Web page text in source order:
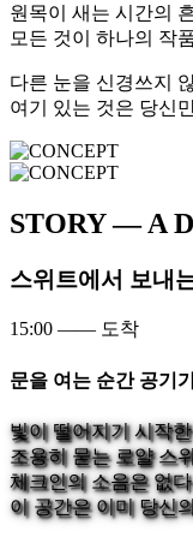
원목이 새는 시간의
모든 것이 하나의 작
다른 눈을 신경쓰지
여기 있는 것은 당신
STORY— A
스위트에서 보내
15:00 —— 도착
문을 여는 순간 공기
빛이 떨어지기 시작
조용히 묻는 로얄 스
체크인의 소음은 없
이 공간은 이미 당신